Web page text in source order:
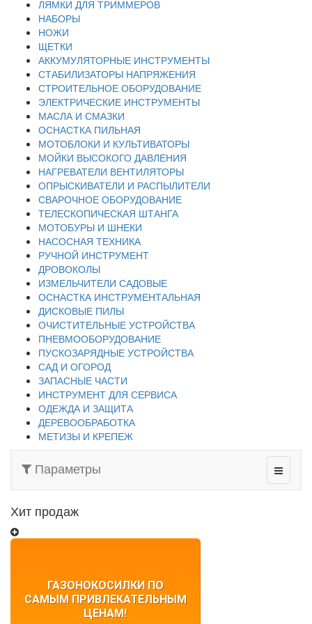
ЛЯМКИ ДЛЯ ТРИММЕРОВ
НАБОРЫ
НОЖИ
ЩЕТКИ
АККУМУЛЯТОРНЫЕ ИНСТРУМЕНТЫ
СТАБИЛИЗАТОРЫ НАПРЯЖЕНИЯ
СТРОИТЕЛЬНОЕ ОБОРУДОВАНИЕ
ЭЛЕКТРИЧЕСКИЕ ИНСТРУМЕНТЫ
МАСЛА И СМАЗКИ
ОСНАСТКА ПИЛЬНАЯ
МОТОБЛОКИ И КУЛЬТИВАТОРЫ
МОЙКИ ВЫСОКОГО ДАВЛЕНИЯ
НАГРЕВАТЕЛИ ВЕНТИЛЯТОРЫ
ОПРЫСКИВАТЕЛИ И РАСПЫЛИТЕЛИ
СВАРОЧНОЕ ОБОРУДОВАНИЕ
ТЕЛЕСКОПИЧЕСКАЯ ШТАНГА
МОТОБУРЫ И ШНЕКИ
НАСОСНАЯ ТЕХНИКА
РУЧНОЙ ИНСТРУМЕНТ
ДРОВОКОЛЫ
ИЗМЕЛЬЧИТЕЛИ САДОВЫЕ
ОСНАСТКА ИНСТРУМЕНТАЛЬНАЯ
ДИСКОВЫЕ ПИЛЫ
ОЧИСТИТЕЛЬНЫЕ УСТРОЙСТВА
ПНЕВМООБОРУДОВАНИЕ
ПУСКОЗАРЯДНЫЕ УСТРОЙСТВА
САД И ОГОРОД
ЗАПАСНЫЕ ЧАСТИ
ИНСТРУМЕНТ ДЛЯ СЕРВИСА
ОДЕЖДА И ЗАЩИТА
ДЕРЕВООБРАБОТКА
МЕТИЗЫ И КРЕПЕЖ
Параметры
Хит продаж
ГАЗОНОКОСИЛКИ ПО
САМЫМ ПРИВЛЕКАТЕЛЬНЫМ
ЦЕНАМ!